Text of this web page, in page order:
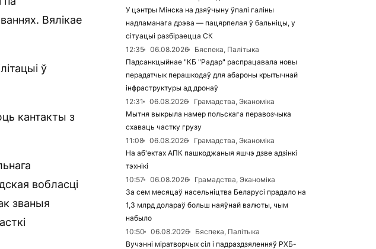
Вялікае
ў
кантакты з
вобласці
званыя
У цэнтры Мінска на дзяўчыну ўпалі галіны
надламанага дрэва — пацярпелая ў бальніцы, у
сітуацыі разбіраецца СК
12:35
06.08.2026
Бяспека, Палітыка
Падсанкцыйнае "КБ "Радар" распрацавала новы
перадатчык перашкодаў для абароны крытычнай
інфраструктуры ад дронаў
12:31
06.08.2026
Грамадства, Эканоміка
Мытня выкрыла намер польскага перавозчыка
схаваць частку грузу
11:08
06.08.2026
Грамадства, Эканоміка
На аб'ектах АПК пашкоджаныя яшчэ дзве адзінкі
тэхнікі
10:57
06.08.2026
Грамадства, Эканоміка
За сем месяцаў насельніцтва Беларусі прадало на
1,3 млрд долараў больш наяўнай валюты, чым
набыло
10:50
06.08.2026
Бяспека, Палітыка
Вучэнні міратворчых сіл і падраздзяленняў РХБ-